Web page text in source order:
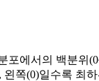
포에서의 백분위
쪽(0)일수록 최하